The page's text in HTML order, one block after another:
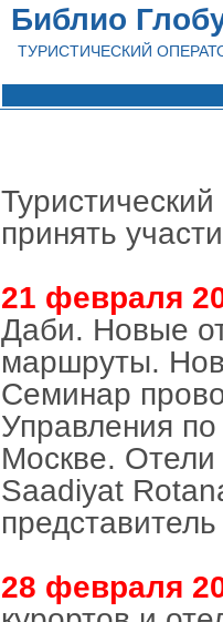
Библио
ТУРИСТИЧЕСКИЙ
принять
21 февраля
Даби. Новые
маршруты.
Семинар
Управления
Москве. Отели
Saadiyat
28 февраля